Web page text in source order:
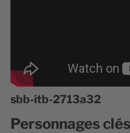
sbb-itb-2713a32
Personnages